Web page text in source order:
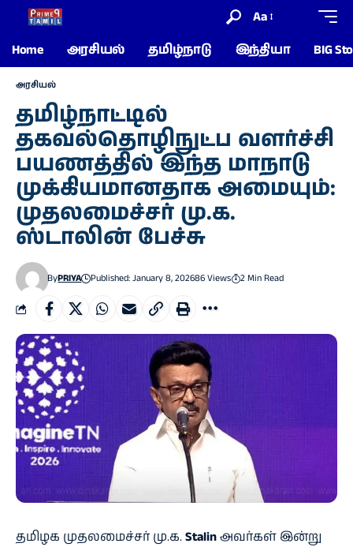
Aa
Home
அரசியல் தமிழ்நாடு இந்தியா BIG
அரசியல்
தமிழ்நாட்டில்
தகவல்தொழிநுட்ப வளர்ச்சி
பயணத்தில் இந்த மாநாடு
முக்கியமானதாக அமையும்:
முதலமைச்சர் மு.க.
ஸ்டாலின் பேச்சு
ByPRIYA Published: January 8, 202686 Views 2 Min Read
தமிழக முதலமைச்சர் மு.க.Stalinஅவர்கள் இன்று